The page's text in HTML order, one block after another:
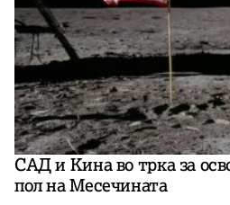
САД и Кина во трка за
пол на Месечината